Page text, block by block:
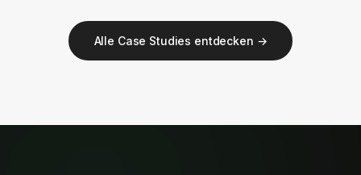
Alle Case Studies entdecken →